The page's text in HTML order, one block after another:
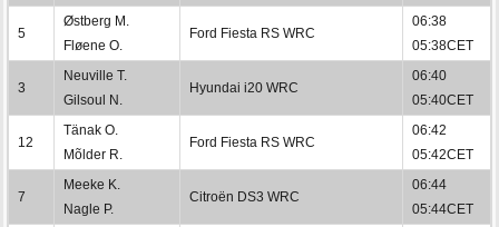
5
Østberg M.
Fløene O.
Ford Fiesta RS WRC
06:38
05:38CET
3
Neuville T.
Gilsoul N.
Hyundai i20 WRC
06:40
05:40CET
12
Tänak O.
Mõlder R.
Ford Fiesta RS WRC
06:42
05:42CET
7
Meeke K.
Nagle P.
Citroën DS3 WRC
06:44
05:44CET